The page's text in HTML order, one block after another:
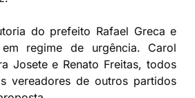
do prefeito Rafael Greca e
regime de urgência. Carol
Josete e Renato Freitas, todos
vereadores de outros partidos